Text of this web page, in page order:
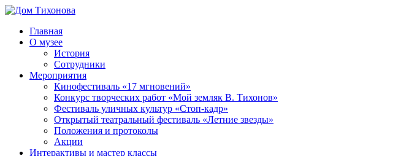
Перейти
содержимому
Дом
Тихонова
ППМВК
Главная
О музее
История
Сотрудники
Мероприятия
Кинофестиваль «17 мгновений»
Конкурс творческих работ «Мой земляк В. Тихонов»
Фестиваль уличных культур «Стоп-кадр»
Открытый театральный фестиваль «Летние звезды»
Положения и протоколы
Акции
Интерактивы и мастер классы